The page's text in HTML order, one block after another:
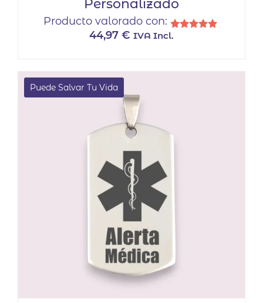
Personalizado
Producto valorado con:
44,97 € IVA Incl.
Puede Salvar Tu Vida